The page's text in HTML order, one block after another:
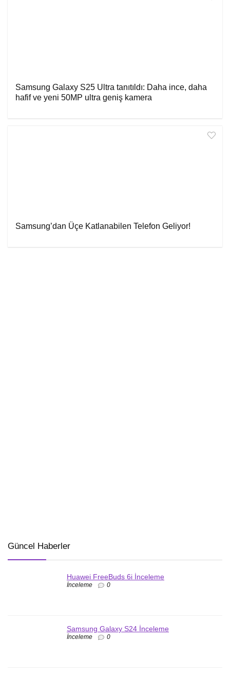
Samsung Galaxy S25 Ultra tanıtıldı: Daha ince, daha
hafif ve yeni 50MP ultra geniş kamera
Samsung’dan Üçe Katlanabilen Telefon Geliyor!
Güncel Haberler
Huawei FreeBuds 6i İnceleme
İnceleme 0
Samsung Galaxy S24 İnceleme
İnceleme 0